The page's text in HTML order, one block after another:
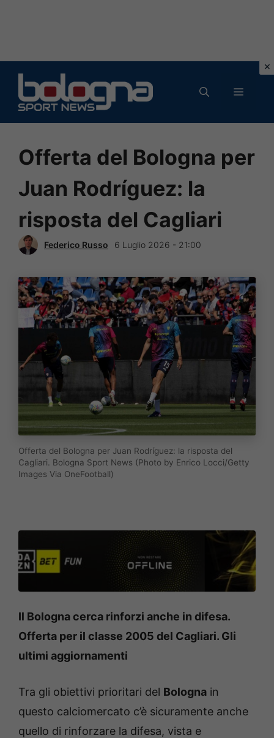
contenuto
MENU
Offerta del Bologna per
Juan Rodríguez: la
risposta del Cagliari
Federico Russo 6 Luglio 2026 - 21:00
Offerta del Bologna per Juan Rodríguez: la risposta del
Cagliari. Bologna Sport News (Photo by Enrico Locci/Getty
Images Via OneFootball)
Il Bologna cerca rinforzi anche in difesa.
Offerta per il classe 2005 del Cagliari. Gli
ultimi aggiornamenti
Tra gli obiettivi prioritari del Bologna in
questo calciomercato c’è sicuramente anche
quello di rinforzare la difesa, vista e